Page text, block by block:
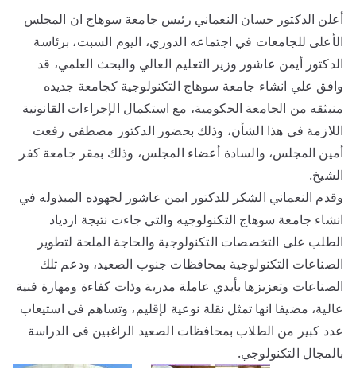
أعلن الدكتور حسان النعماني رئيس جامعة سوهاج ان المجلس
الأعلى للجامعات في اجتماعه الدوري، اليوم السبت، برئاسة
الدكتور أيمن عاشور وزير التعليم العالي والبحث العلمي، قد
وافق علي انشاء جامعة سوهاج التكنولوجية كجامعة جديده
منبثقه من الجامعة الحكومية، مع استكمال الإجراءات القانونية
اللازمة في هذا الشأن، وذلك بحضور الدكتور مصطفى رفعت
أمين المجلس، والسادة أعضاء المجلس، وذلك بمقر جامعة كفر
الشيخ.
وقدم النعماني الشكر للدكتور ايمن عاشور لجهوده المبذوله في
انشاء جامعة سوهاج التكنولوجيه والتي جاءت نتيجة ازدياد
الطلب على التخصصات التكنولوجية والحاجة الملحة لتطوير
الصناعات التكنولوجية بمحافظات جنوب الصعيد، ودعم تلك
الصناعات وتعزيزها بأيدي عاملة مدربة وذات كفاءة ومهارة فنية
عالية، مضيفا انها تمثل نقلة نوعية لإقليم، وتساهم فى استيعاب
عدد كبير من الطلاب بمحافظات الصعيد الراغبين فى الدراسة
بالمجال التكنولوجي.